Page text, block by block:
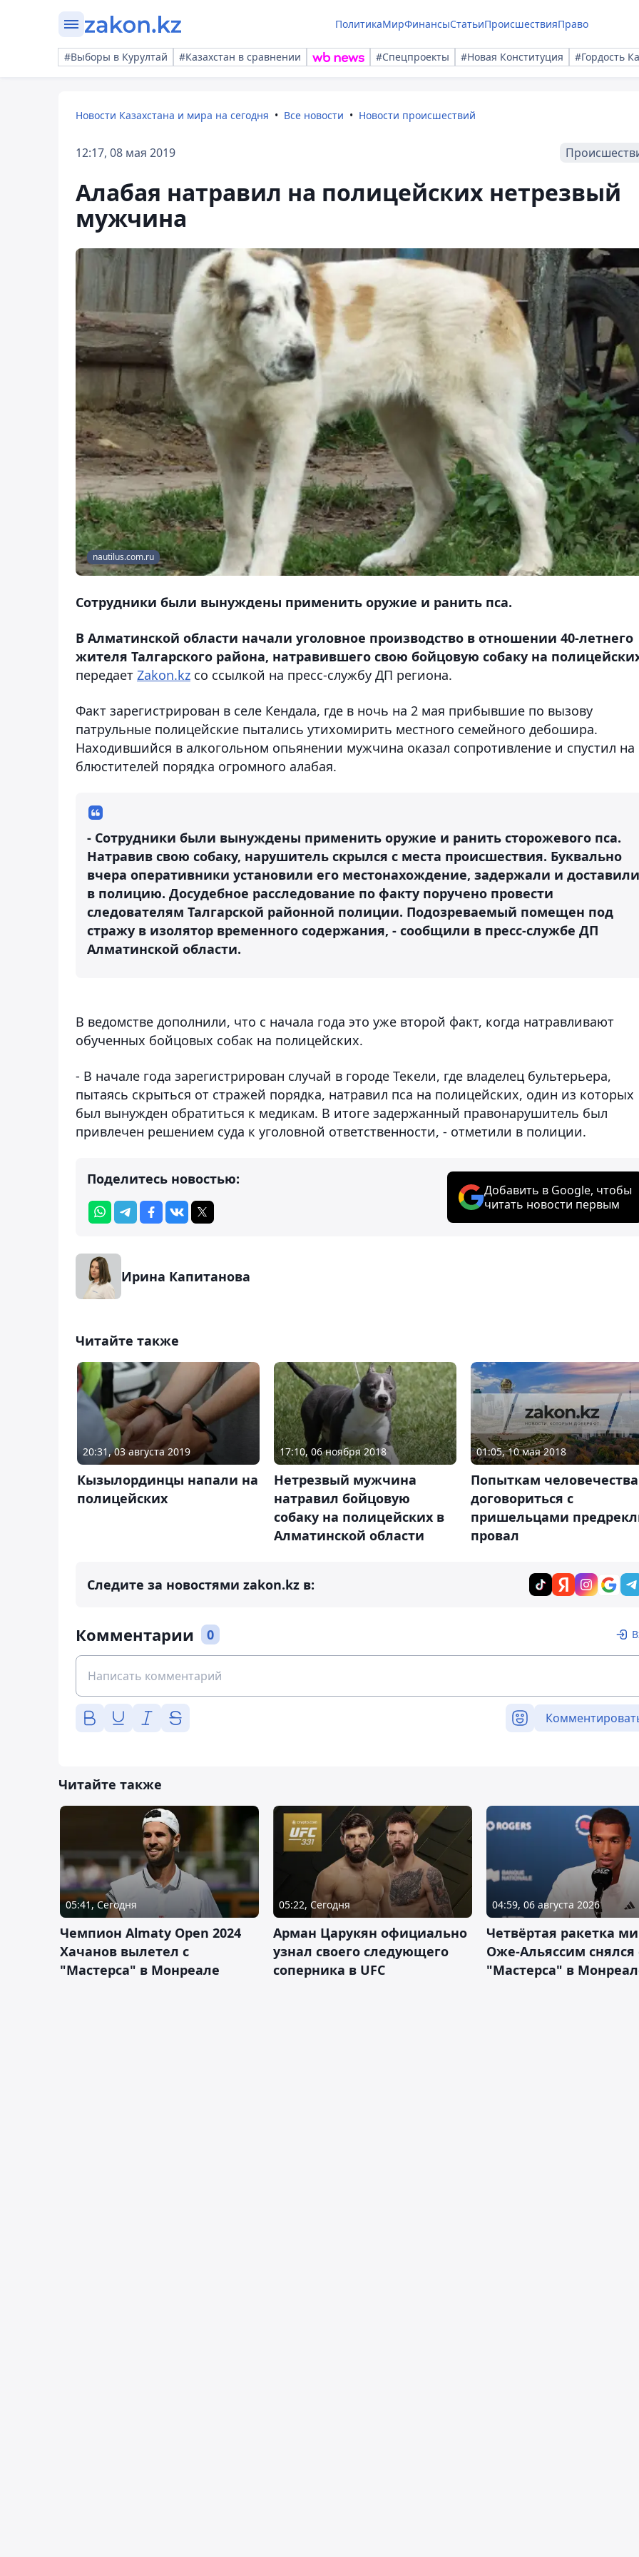
ПолитикаМирФинансыСтатьиПроисшествияПраво
#Выборы в Курултай #Казахстан в сравнении #Спецпроекты #Новая Конституция #Гордость
Новости Казахстана и мира на сегодня Все новости Новости происшествий
12:17, 08 мая 2019
Алабая натравил на полицейских нетрезвый
мужчина
nautilus.com.ru
Сотрудники были вынуждены применить оружие и ранить пса.
В Алматинской области начали уголовное производство в отношении 40-летнего
жителя Талгарского района, натравившего свою бойцовую собаку на
передает Zakon.kz со ссылкой на пресс-службу ДП региона.
Факт зарегистрирован в селе Кендала, где в ночь на 2 мая прибывшие по вызову
патрульные полицейские пытались утихомирить местного семейного дебошира.
Находившийся в алкогольном опьянении мужчина оказал сопротивление и спустил на
блюстителей порядка огромного алабая.
- Сотрудники были вынуждены применить оружие и ранить сторожевого пса.
Натравив свою собаку, нарушитель скрылся с места происшествия. Буквально
вчера оперативники установили его местонахождение, задержали и доставили
в полицию. Досудебное расследование по факту поручено провести
следователям Талгарской районной полиции. Подозреваемый помещен под
стражу в изолятор временного содержания, - сообщили в пресс-службе ДП
Алматинской области.
В ведомстве дополнили, что с начала года это уже второй факт, когда натравливают
обученных бойцовых собак на полицейских.
- В начале года зарегистрирован случай в городе Текели, где владелец бультерьера,
пытаясь скрыться от стражей порядка, натравил пса на полицейских, один из которых
был вынужден обратиться к медикам. В итоге задержанный правонарушитель был
привлечен решением суда к уголовной ответственности, - отметили в полиции.
Поделитесь новостью:
Добавить в Google, чтобы
читать новости первым
Ирина Капитанова
Читайте также
20:31, 03 августа 2019
Кызылординцы напали на
полицейских
17:10, 06 ноября 2018
Нетрезвый мужчина
натравил бойцовую
собаку на полицейских в
Алматинской области
01:05, 10 мая 2018
Попыткам человечества
договориться с
пришельцами
провал
Следите за новостями zakon.kz в:
Комментарии 0
Читайте также
05:41, Сегодня
Чемпион Almaty Open 2024
Хачанов вылетел с
"Мастерса" в Монреале
05:22, Сегодня
Арман Царукян официально
узнал своего следующего
соперника в UFC
04:59, 06 августа 2026
Четвёртая ракетка
Оже-Альяссим снялся
"Мастерса" в